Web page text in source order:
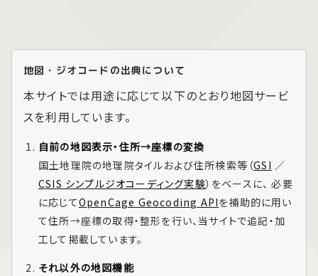
地図・ジオコードの出典について
本サイトでは用途に応じて以下のとおり地図サービ
スを利用しています。
自前の地図表示・住所→座標の変換
国土地理院の地理院タイルおよび住所検索等（GSI ／
CSIS シンプルジオコーディング実験）をベースに、 必要
に応じてOpenCage Geocoding APIを補助的に用い
て住所→座標の取得・整形を行い、当サイトで追記・加
工して掲載しています。
それ以外の地図機能